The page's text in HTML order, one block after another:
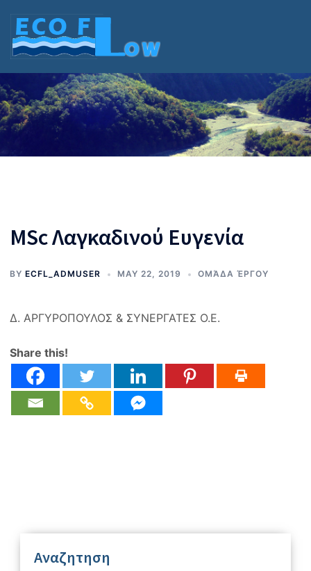
content
MSc Λαγκαδινού Ευγενία
BY ECFL_ADMUSER MAY 22, 2019 ΟΜΆΔΑ ΈΡΓΟΥ
Δ. ΑΡΓΥΡΟΠΟΥΛΟΣ & ΣΥΝΕΡΓΑΤΕΣ Ο.Ε.
Share this!
Αναζητηση